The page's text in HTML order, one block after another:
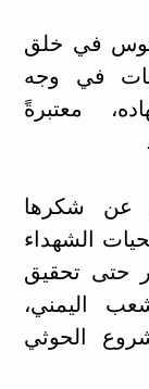
في خلق
في وجه
معتبرةً
عن شكرها
الشهداء
حتى تحقيق
اليمني،
الحوثي